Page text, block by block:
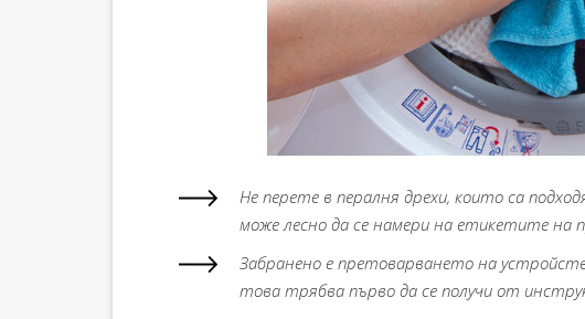
Не перете в пералня дрехи, които са
може лесно да се намери на етикетите на
Забранено е претоварването на
това трябва първо да се получи от